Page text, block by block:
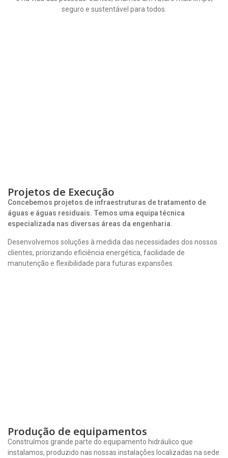
seguro e sustentável para todos.
Projetos de Execução
Concebemos projetos de infraestruturas de tratamento de
águas e águas residuais. Temos uma equipa técnica
especializada nas diversas áreas da engenharia.
Desenvolvemos soluções à medida das necessidades dos nossos
clientes, priorizando eficiência energética, facilidade de
manutenção e flexibilidade para futuras expansões.
Produção de equipamentos
Construímos grande parte do equipamento hidráulico que
instalamos, produzido nas nossas instalações localizadas na sede